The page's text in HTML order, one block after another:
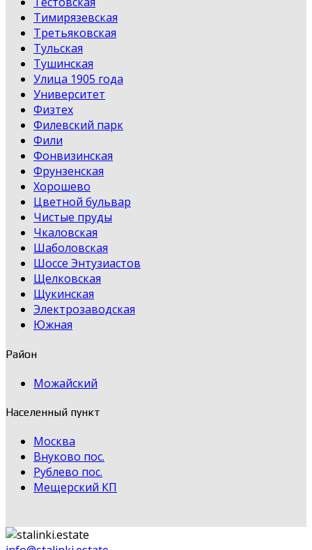
Тимирязевская
Третьяковская
Тульская
Тушинская
Улица 1905 года
Университет
Физтех
Филевский парк
Фили
Фонвизинская
Фрунзенская
Хорошево
Цветной бульвар
Чистые пруды
Чкаловская
Шаболовская
Шоссе Энтузиастов
Щелковская
Щукинская
Электрозаводская
Южная
Район
Можайский
Населенный пункт
Москва
Внуково пос.
Рублево пос.
Мещерский КП